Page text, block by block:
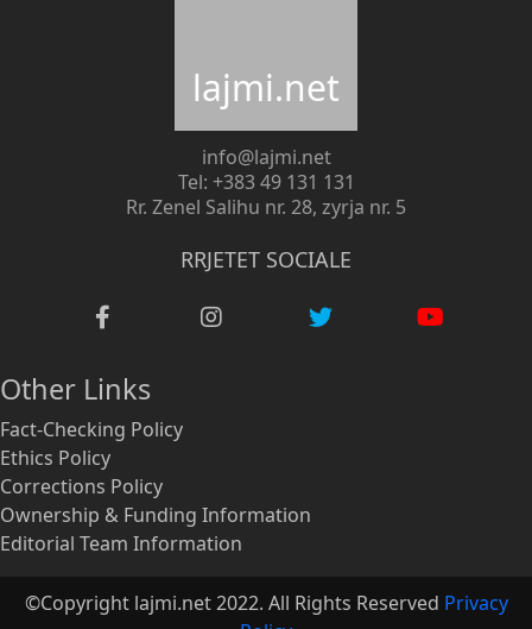
lajmi.net
info@lajmi.net
Tel: +383 49 131 131
Rr. Zenel Salihu nr. 28, zyrja nr. 5
RRJETET SOCIALE
Other Links
Fact-Checking Policy
Ethics Policy
Corrections Policy
Ownership & Funding Information
Editorial Team Information
©Copyright lajmi.net 2022. All Rights Reserved Privacy